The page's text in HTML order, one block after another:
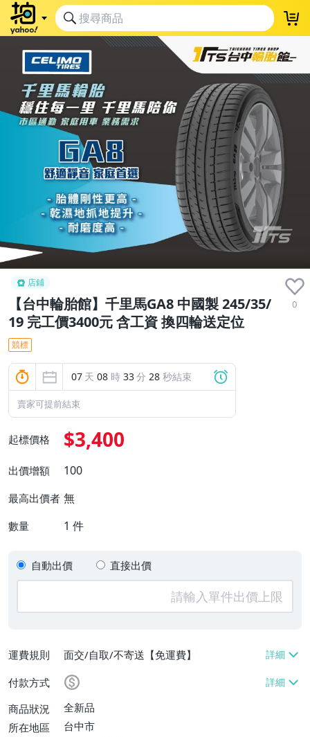
店鋪
【台中輪胎館】千里馬GA8 中國製 245/35/
19 完工價3400元 含工資 換四輪送定位
0
競標
07 天 08 時 33分 28 秒結束
賣家可提前結束
起標價格 $3,400
出價增額 100
最高出價者 無
數量 1 件
自動出價 直接出價
運費規則
面交/自取/不寄送【免運費】
付款方式
商品狀況
全新品
所在地區
台中市